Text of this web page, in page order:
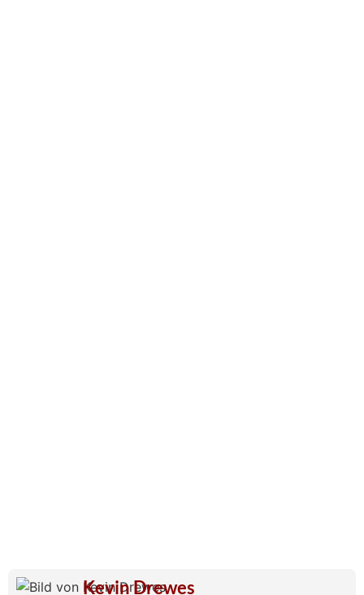
Kevin Drewes